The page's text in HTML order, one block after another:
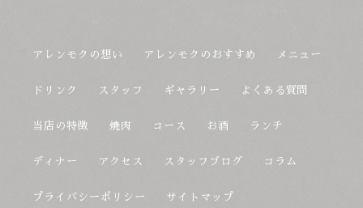
アレンモクの想い アレンモクのおすすめ メニュー
ドリンク スタッフ ギャラリー よくある質問
当店の特徴 焼肉 コース お酒 ランチ
ディナー アクセス スタッフブログ コラム
プライバシーポリシー サイトマップ